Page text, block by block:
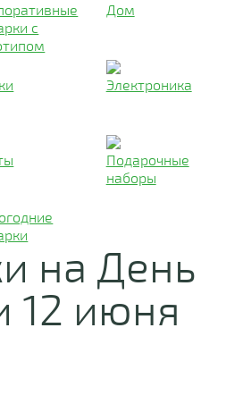
с
Дом
Электроника
Подарочные
наборы
на День
12 июня